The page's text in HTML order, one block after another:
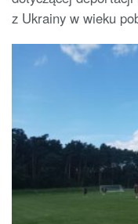
z Ukrainy w wieku